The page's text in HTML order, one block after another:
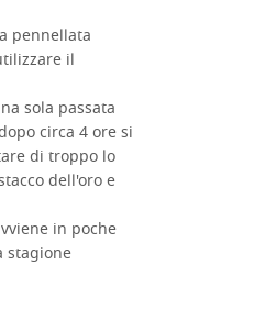
pennellata
il
sola passata
circa 4 ore si
di troppo lo
dell'oro e
in poche
stagione